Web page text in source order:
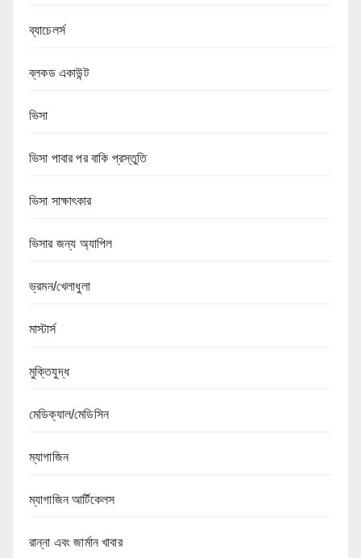
ব্যাচেলর্স
ব্লকড একাউন্ট
ভিসা
ভিসা পাবার পর বাকি প্রস্তুতি
ভিসা সাক্ষাৎকার
ভিসার জন্য অ্যাপিল
ভ্রমন/খেলাধুলা
মাস্টার্স
মুক্তিযুদ্ধ
মেডিক্যাল/মেডিসিন
ম্যাগাজিন
ম্যাগাজিন আর্টিকেলস
রান্না এবং জার্মান খাবার